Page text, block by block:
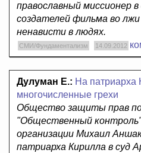
православный миссионер
создателей фильма во
ненависти в людях.
СМИ/Фундаментализм 14.09.2012
Дулуман Е.: На патриарха
многочисленные грехи
Общество защиты прав
"Общественный
организации Михаил
патриарха Кирилла в суд